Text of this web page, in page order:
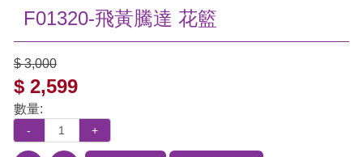
F01320-飛黃騰達 花籃
$ 3,000
$ 2,599
數量:
- +